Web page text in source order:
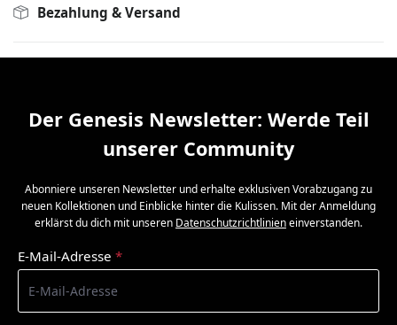
Bezahlung & Versand
Der Genesis Newsletter: Werde Teil
unserer Community
Abonniere unseren Newsletter und erhalte exklusiven Vorabzugang zu
neuen Kollektionen und Einblicke hinter die Kulissen. Mit der Anmeldung
erklärst du dich mit unseren Datenschutzrichtlinieneinverstanden.
E-Mail-Adresse *